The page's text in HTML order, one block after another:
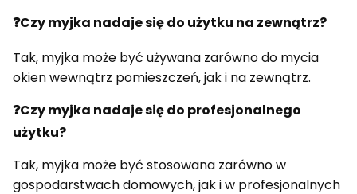
❓Czy myjka nadaje się do użytku na zewnątrz?
Tak, myjka może być używana zarówno do mycia
okien wewnątrz pomieszczeń, jak i na zewnątrz.
❓Czy myjka nadaje się do profesjonalnego
użytku?
Tak, myjka może być stosowana zarówno w
gospodarstwach domowych, jak i w profesjonalnych